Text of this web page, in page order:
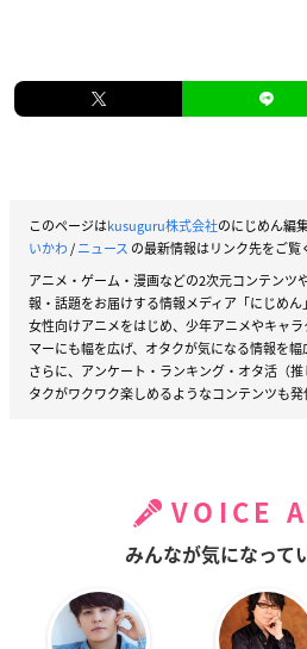
このページはkusuguru株式会社のにじめん編
いかわ/ニュース の最新情報はリンク先をご覧
アニメ・ゲーム・漫画などの2次元コンテンツ
報・話題をお届けする情報メディア「にじめん
女性向けアニメをはじめ、少年アニメやキャ
マーにも幅を広げ、オタクが気になる情報を幅
さらに、アンケート・ランキング・オタ活（
タクがワクワク楽しめるようなコンテンツも発
VOICE
みんなが気になって